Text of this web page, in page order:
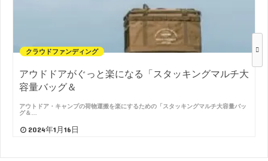
クラウドファンディング
アウドドアがぐっと楽になる「スタッキングマルチ大
容量バッグ＆
アウトドア・キャンプの荷物運搬を楽にするための「スタッキングマルチ大容量バッ
グ＆…
2024年1月16日